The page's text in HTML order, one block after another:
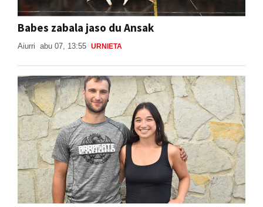
Babes zabala jaso du Ansak
Aiurri abu 07, 13:55 URNIETA